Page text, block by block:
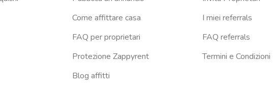
Come affittare casa
FAQ per proprietari
Protezione Zappyrent
Blog affitti
I miei referrals
FAQ referrals
Termini e Condizioni